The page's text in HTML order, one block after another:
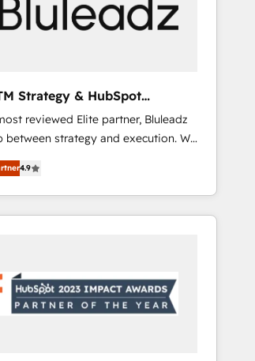
Strategy & HubSpot
reviewed Elite partner, Bluleadz
strategy and execution. We
tools" — we install the GTM
(GTM OS) to align your leadership
that drives predictable
& AI
Zero-technical-debt setup
validated by our 7 HubSpot
4.9